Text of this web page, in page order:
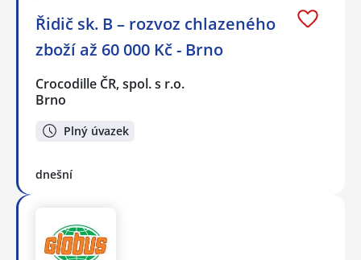
Řidič sk. B – rozvoz chlazeného
zboží až 60 000 Kč - Brno
Crocodille ČR, spol. s r.o.
Brno
Plný úvazek
dnešní